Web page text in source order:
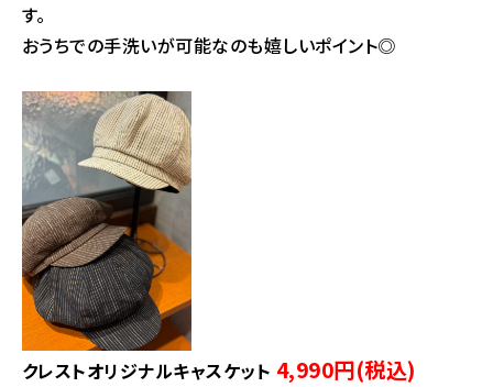
す。
おうちでの手洗いが可能なのも嬉しいポイント◎
クレストオリジナルキャスケット 4,990円(税込)